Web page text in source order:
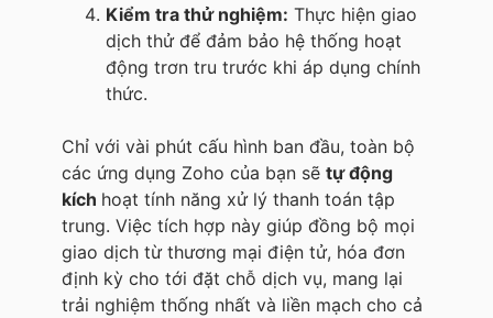
Kiểm tra thử nghiệm: Thực hiện giao
dịch thử để đảm bảo hệ thống hoạt
động trơn tru trước khi áp dụng chính
thức.
Chỉ với vài phút cấu hình ban đầu, toàn bộ
các ứng dụng Zoho của bạn sẽ tự động
kích hoạt tính năng xử lý thanh toán tập
trung. Việc tích hợp này giúp đồng bộ mọi
giao dịch từ thương mại điện tử, hóa đơn
định kỳ cho tới đặt chỗ dịch vụ, mang lại
trải nghiệm thống nhất và liền mạch cho cả